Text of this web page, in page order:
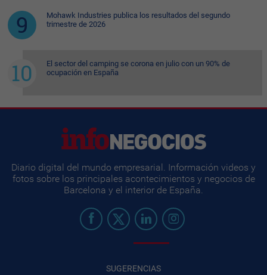
Mohawk Industries publica los resultados del segundo
trimestre de 2026
El sector del camping se corona en julio con un 90% de
ocupación en España
Diario digital del mundo empresarial. Información videos y
fotos sobre los principales acontecimientos y negocios de
Barcelona y el interior de España.
SUGERENCIAS